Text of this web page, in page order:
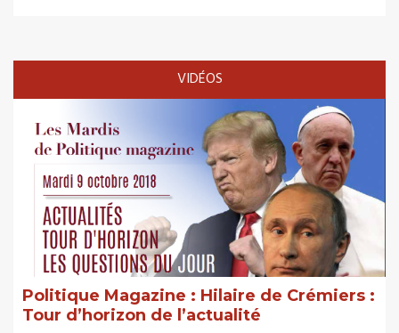
VIDÉOS
Politique Magazine : Hilaire de Crémiers :
Tour d’horizon de l’actualité